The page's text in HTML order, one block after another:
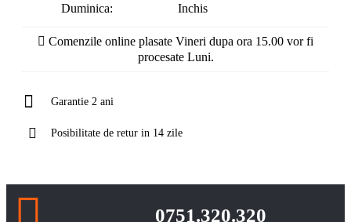
Duminica:
Inchis
Comenzile online plasate Vineri dupa ora 15.00 vor fi
procesate Luni.
Garantie 2 ani
Posibilitate de retur in 14 zile
0751.320.320